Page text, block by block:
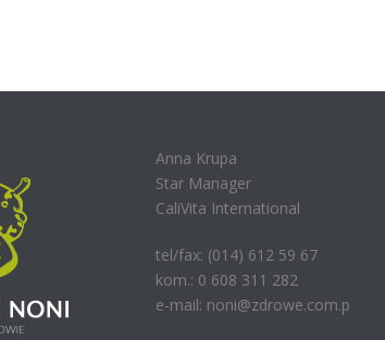
Anna Krupa
Star Manager
CaliVita International
tel/fax: (014) 612 59 67
kom.: 0 608 311 282
e-mail: noni@zdrowe.com.p